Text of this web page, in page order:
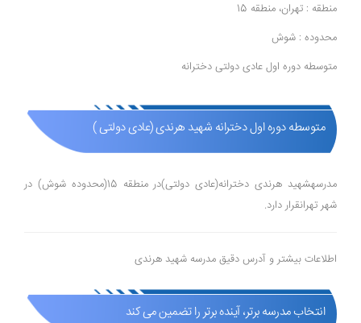
منطقه : تهران، منطقه 15
محدوده : شوش
متوسطه دوره اول عادی دولتی دخترانه
متوسطه دوره اول دخترانه شهید هرندی (عادی دولتی )
مدرسهشهید هرندی دخترانه(عادی دولتی)در منطقه 15(محدوده شوش) در
شهر تهرانقرار دارد.
اطلاعات بیشتر و آدرس دقیق مدرسه شهید هرندی
انتخاب مدرسه برتر، آینده برتر را تضمین می کند